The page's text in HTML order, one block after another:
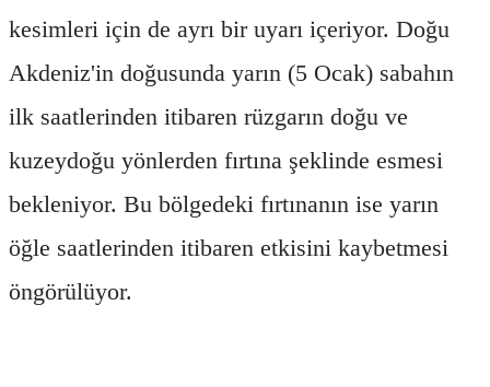
kesimleri için de ayrı bir uyarı içeriyor. Doğu
Akdeniz'in doğusunda yarın (5 Ocak) sabahın
ilk saatlerinden itibaren rüzgarın doğu ve
kuzeydoğu yönlerden fırtına şeklinde esmesi
bekleniyor. Bu bölgedeki fırtınanın ise yarın
öğle saatlerinden itibaren etkisini kaybetmesi
öngörülüyor.